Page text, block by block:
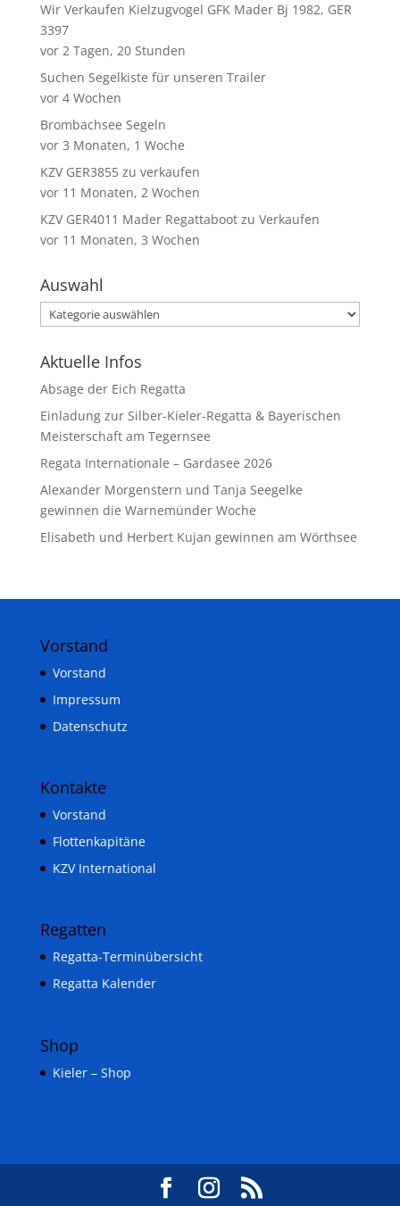
Wir Verkaufen Kielzugvogel GFK Mader Bj 1982, GER
3397
vor 2 Tagen, 20 Stunden
Suchen Segelkiste für unseren Trailer
vor 4 Wochen
Brombachsee Segeln
vor 3 Monaten, 1 Woche
KZV GER3855 zu verkaufen
vor 11 Monaten, 2 Wochen
KZV GER4011 Mader Regattaboot zu Verkaufen
vor 11 Monaten, 3 Wochen
Auswahl
Auswahl
Aktuelle Infos
Absage der Eich Regatta
Einladung zur Silber-Kieler-Regatta & Bayerischen
Meisterschaft am Tegernsee
Regata Internationale – Gardasee 2026
Alexander Morgenstern und Tanja Seegelke
gewinnen die Warnemünder Woche
Elisabeth und Herbert Kujan gewinnen am Wörthsee
Vorstand
Vorstand
Impressum
Datenschutz
Kontakte
Vorstand
Flottenkapitäne
KZV International
Regatten
Regatta-Terminübersicht
Regatta Kalender
Shop
Kieler – Shop